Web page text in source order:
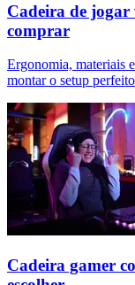
Cadeira de jogar
comprar
Ergonomia, materiais
montar o setup
Cadeira gamer